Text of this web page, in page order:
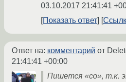
03.10.2017 21:41:41
Показать ответ
Ответ на: комментарий от
21:41:41 +00:00
Пишется «со», т.к.